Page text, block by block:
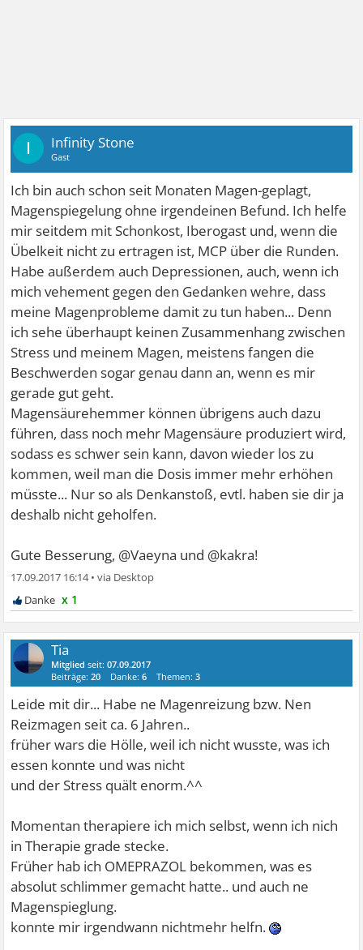
I Infinity Stone
Gast
Ich bin auch schon seit Monaten Magen-geplagt,
Magenspiegelung ohne irgendeinen Befund. Ich helfe
mir seitdem mit Schonkost, Iberogast und, wenn die
Übelkeit nicht zu ertragen ist, MCP über die Runden.
Habe außerdem auch Depressionen, auch, wenn ich
mich vehement gegen den Gedanken wehre, dass
meine Magenprobleme damit zu tun haben... Denn
ich sehe überhaupt keinen Zusammenhang zwischen
Stress und meinem Magen, meistens fangen die
Beschwerden sogar genau dann an, wenn es mir
gerade gut geht.
Magensäurehemmer können übrigens auch dazu
führen, dass noch mehr Magensäure produziert wird,
sodass es schwer sein kann, davon wieder los zu
kommen, weil man die Dosis immer mehr erhöhen
müsste... Nur so als Denkanstoß, evtl. haben sie dir ja
deshalb nicht geholfen.
Gute Besserung, @Vaeyna und @kakra!
17.09.2017 16:14•
x 1
Tia
Mitglied seit:07.09.2017
Beiträge:20 Danke:6 Themen:3
Leide mit dir... Habe ne Magenreizung bzw. Nen
Reizmagen seit ca. 6 Jahren..
früher wars die Hölle, weil ich nicht wusste, was ich
essen konnte und was nicht
und der Stress quält enorm.^^
Momentan therapiere ich mich selbst, wenn ich nich
in Therapie grade stecke.
Früher hab ich OMEPRAZOL bekommen, was es
absolut schlimmer gemacht hatte.. und auch ne
Magenspieglung.
konnte mir irgendwann nichtmehr helfn.